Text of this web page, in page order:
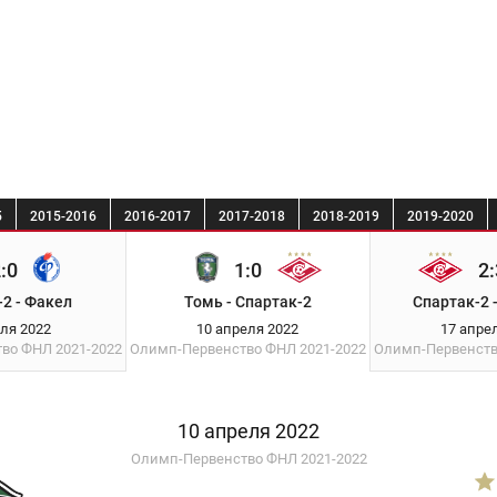
2015-2016 2016-2017 2017-2018 2018-2019 2019-2020
- Факел
2022
ФНЛ 2021-2022
1:0
Томь - Спартак-2
10 апреля 2022
Олимп-Первенство ФНЛ 2021-2022
Спартак-2
17
Олимп-
10 апреля 2022
Олимп-Первенство ФНЛ 2021-2022